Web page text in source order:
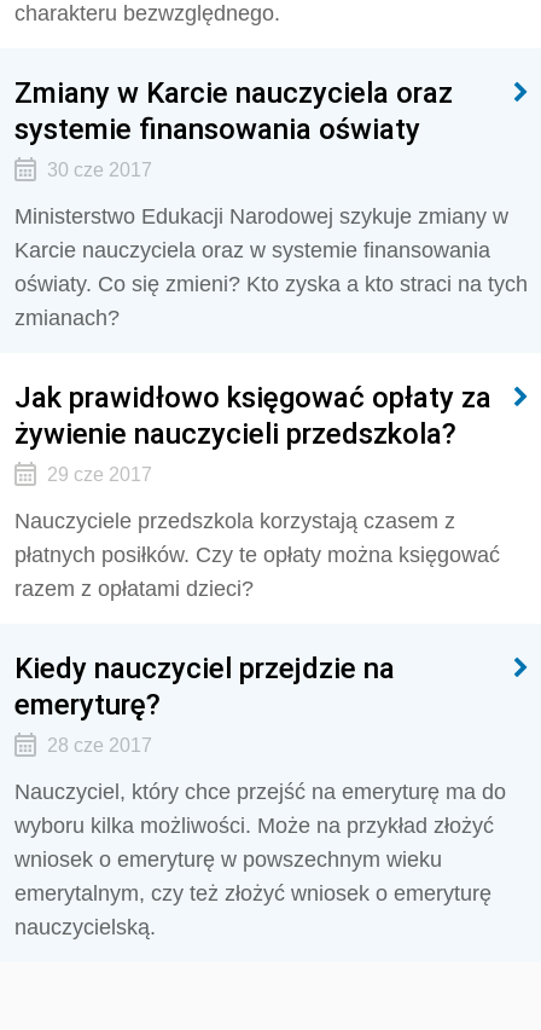
charakteru bezwzględnego.
Zmiany w Karcie nauczyciela oraz
systemie finansowania oświaty
30 cze 2017
Ministerstwo Edukacji Narodowej szykuje zmiany w
Karcie nauczyciela oraz w systemie finansowania
oświaty. Co się zmieni? Kto zyska a kto straci na tych
zmianach?
Jak prawidłowo księgować opłaty za
żywienie nauczycieli przedszkola?
29 cze 2017
Nauczyciele przedszkola korzystają czasem z
płatnych posiłków. Czy te opłaty można księgować
razem z opłatami dzieci?
Kiedy nauczyciel przejdzie na
emeryturę?
28 cze 2017
Nauczyciel, który chce przejść na emeryturę ma do
wyboru kilka możliwości. Może na przykład złożyć
wniosek o emeryturę w powszechnym wieku
emerytalnym, czy też złożyć wniosek o emeryturę
nauczycielską.